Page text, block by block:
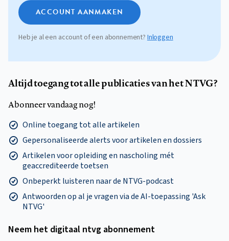
ACCOUNT AANMAKEN
Heb je al een account of een abonnement?Inloggen
Altijd toegang tot alle publicaties van het NTVG?
Abonneer vandaag nog!
Online toegang tot alle artikelen
Gepersonaliseerde alerts voor artikelen en dossiers
Artikelen voor opleiding en nascholing mét
geaccrediteerde toetsen
Onbeperkt luisteren naar de NTVG-podcast
Antwoorden op al je vragen via de AI-toepassing 'Ask
NTVG'
Neem het digitaal ntvg abonnement